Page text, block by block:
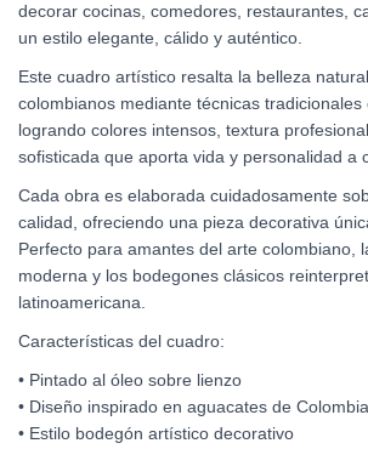
decorar cocinas, comedores, restaurantes,
un estilo elegante, cálido y auténtico.
Este cuadro artístico resalta la belleza
colombianos mediante técnicas tradicionales
logrando colores intensos, textura
sofisticada que aporta vida y personalidad a
Cada obra es elaborada cuidadosamente
calidad, ofreciendo una pieza decorativa
Perfecto para amantes del arte colombiano,
moderna y los bodegones clásicos
latinoamericana.
Características del cuadro:
• Pintado al óleo sobre lienzo
• Diseño inspirado en aguacates de Colombia
• Estilo bodegón artístico decorativo